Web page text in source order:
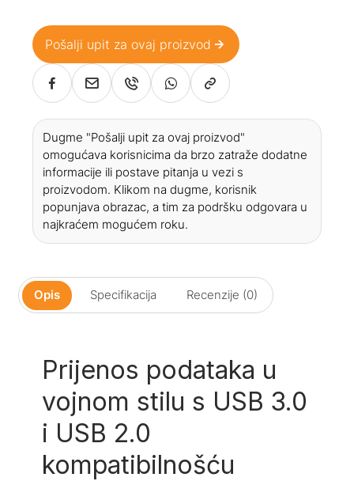
Pošalji upit za ovaj proizvod
Dugme "Pošalji upit za ovaj proizvod"
omogućava korisnicima da brzo zatraže dodatne
informacije ili postave pitanja u vezi s
proizvodom. Klikom na dugme, korisnik
popunjava obrazac, a tim za podršku odgovara u
najkraćem mogućem roku.
Opis Specifikacija Recenzije (0)
Prijenos podataka u
vojnom stilu s USB 3.0
i USB 2.0
kompatibilnošću